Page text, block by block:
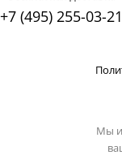
+7 (495) 255-03-21
Мы